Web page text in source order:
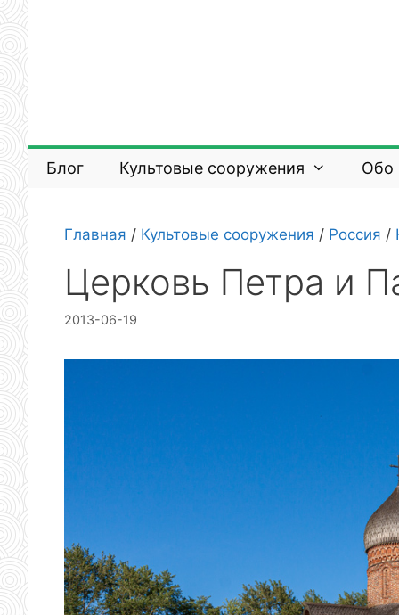
Перейти
к
содержимому
Блог Культовые сооружения Обо
Главная / Культовые сооружения / Россия /
Церковь Петра и
2013-06-19